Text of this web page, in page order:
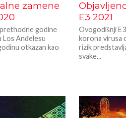
zamene
godine
Anđelesu
otkazan kao
E3 2021
Ovogodišnji
korona virusa
rizik
svake...